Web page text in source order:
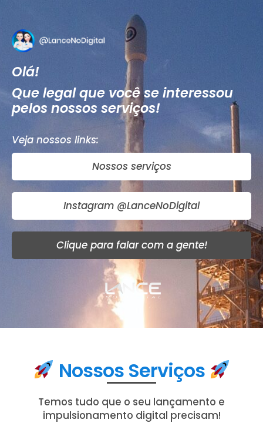
Olá!
Que legal que você se interessou
pelos nossos serviços!
Veja nossos links:
Nossos serviços
Instagram @LanceNoDigital
Clique para falar com a gente!
Nossos Serviços
Temos tudo que o seu lançamento e
impulsionamento digital precisam!